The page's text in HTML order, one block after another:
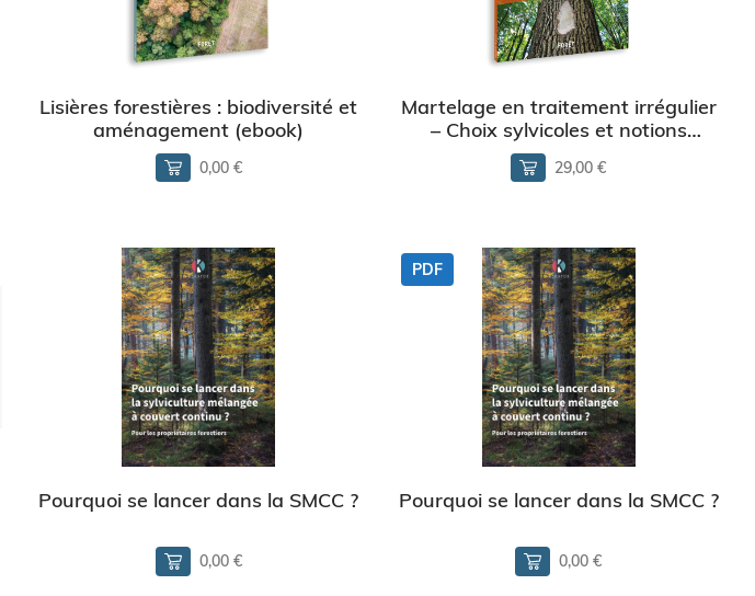
Lisières forestières : biodiversité et
aménagement (ebook)
0,00 €
Martelage en traitement irrégulier
– Choix sylvicoles et notions
associées
29,00 €
Pourquoi se lancer dans la SMCC ?
0,00 €
PDF
Pourquoi se lancer dans la SMCC ?
0,00 €